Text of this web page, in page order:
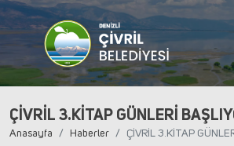
ÇİVRİL 3.KİTAP GÜNLERİ
Anasayfa Haberler ÇİVRİL 3.KİTAP